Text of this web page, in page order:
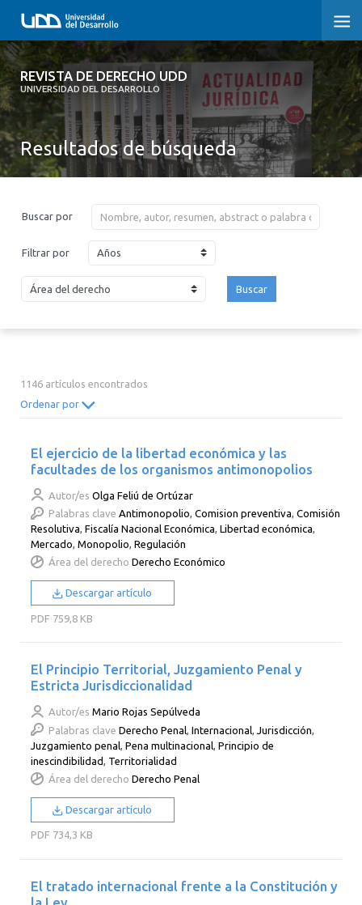
REVISTA DE DERECHO UDD
UNIVERSIDAD DEL DESARROLLO
REVISTA DE DERECHO UDD
INICIO
ACERCA DE LA REVISTA
CONVOCATORIA
CONTACTO Y SUSCRIPCIÓN
Resultados de búsqueda
Buscar por
Filtrar por Años
2002 2001
Buscar
1146 artículos encontrados
Ordenar por
El ejercicio de la libertad económica y las
facultades de los organismos antimonopolios
Autor/es Olga Feliú de Ortúzar
Palabras clave Antimonopolio,Comision preventiva,Comisión
Resolutiva,Fiscalía Nacional Económica,Libertad económica,
Mercado,Monopolio,Regulación
Área del derecho Derecho Económico
Descargar artículo
PDF 759,8 KB
El Principio Territorial, Juzgamiento Penal y
Estricta Jurisdiccionalidad
Autor/es Mario Rojas Sepúlveda
Palabras clave Derecho Penal ,Internacional Jurisdicción
Juzgamiento penal ,Pena multinacional ,Principio de
inescindibilidad Territorialidad
Área del derecho Derecho Penal
Descargar artículo
PDF 734,3 KB
El tratado internacional frente a la Constitución y